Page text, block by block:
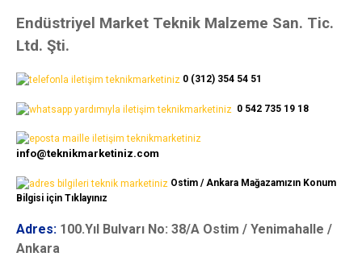
Endüstriyel Market Teknik Malzeme San. Tic.
Ltd. Şti.
0 (312) 354 54 51
0 542 735 19 18
info@teknikmarketiniz.com
Ostim / Ankara Mağazamızın Konum
Bilgisi için Tıklayınız
Adres: 100.Yıl Bulvarı No: 38/A Ostim / Yenimahalle /
Ankara